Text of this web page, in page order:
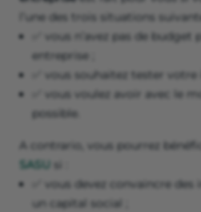
l’une des trois situations
✅ vous n’avez pas de
entreprise ;
✅ vous souhaitez tester votre
✅ vous voulez avoir avec le
possible.
A contrario, vous pourrez
SASU si :
✅ vous devez convaincre
un capital social ;